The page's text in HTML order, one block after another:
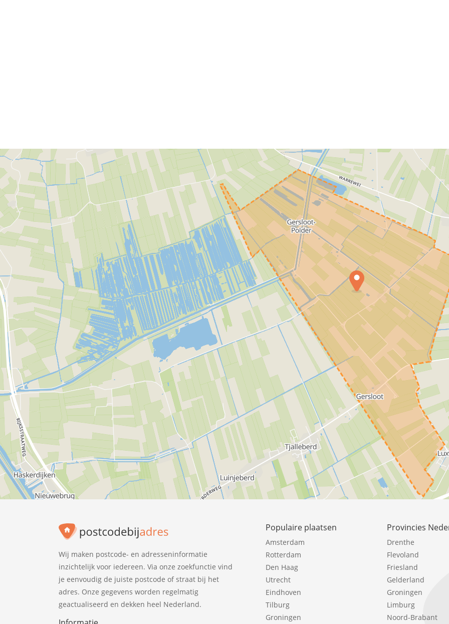
Wij maken postcode- en adresseninformatie
inzichtelijk voor iedereen. Via onze zoekfunctie vind
je eenvoudig de juiste postcode of straat bij het
adres. Onze gegevens worden regelmatig
geactualiseerd en dekken heel Nederland.
Populaire plaatsen
Amsterdam
Rotterdam
Den Haag
Utrecht
Eindhoven
Tilburg
Groningen
Provincies
Drenthe
Flevoland
Friesland
Gelderland
Groningen
Limburg
Noord-Brabant